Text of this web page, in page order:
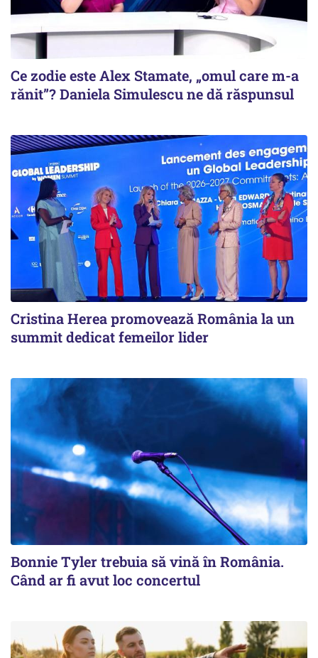
Ce zodie este Alex Stamate, „omul care m-a
rănit”? Daniela Simulescu ne dă răspunsul
Cristina Herea promovează România la un
summit dedicat femeilor lider
Bonnie Tyler trebuia să vină în România.
Când ar fi avut loc concertul